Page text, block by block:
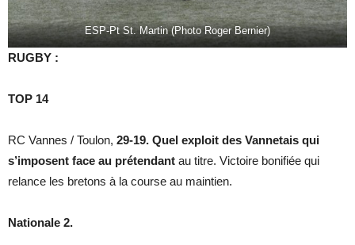
ESP-Pt St. Martin (Photo Roger Bernier)
RUGBY :
TOP 14
RC Vannes / Toulon, 29-19. Quel exploit des Vannetais qui
s’imposent face au prétendant au titre. Victoire bonifiée qui
relance les bretons à la course au maintien.
Nationale 2.